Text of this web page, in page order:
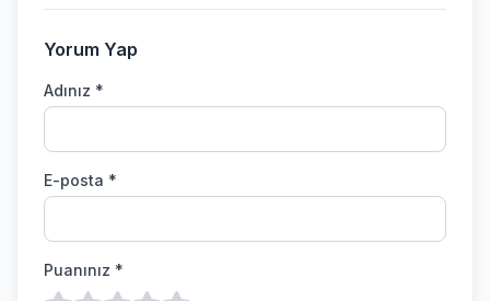
Yorum Yap
Adınız *
E-posta *
Puanınız *